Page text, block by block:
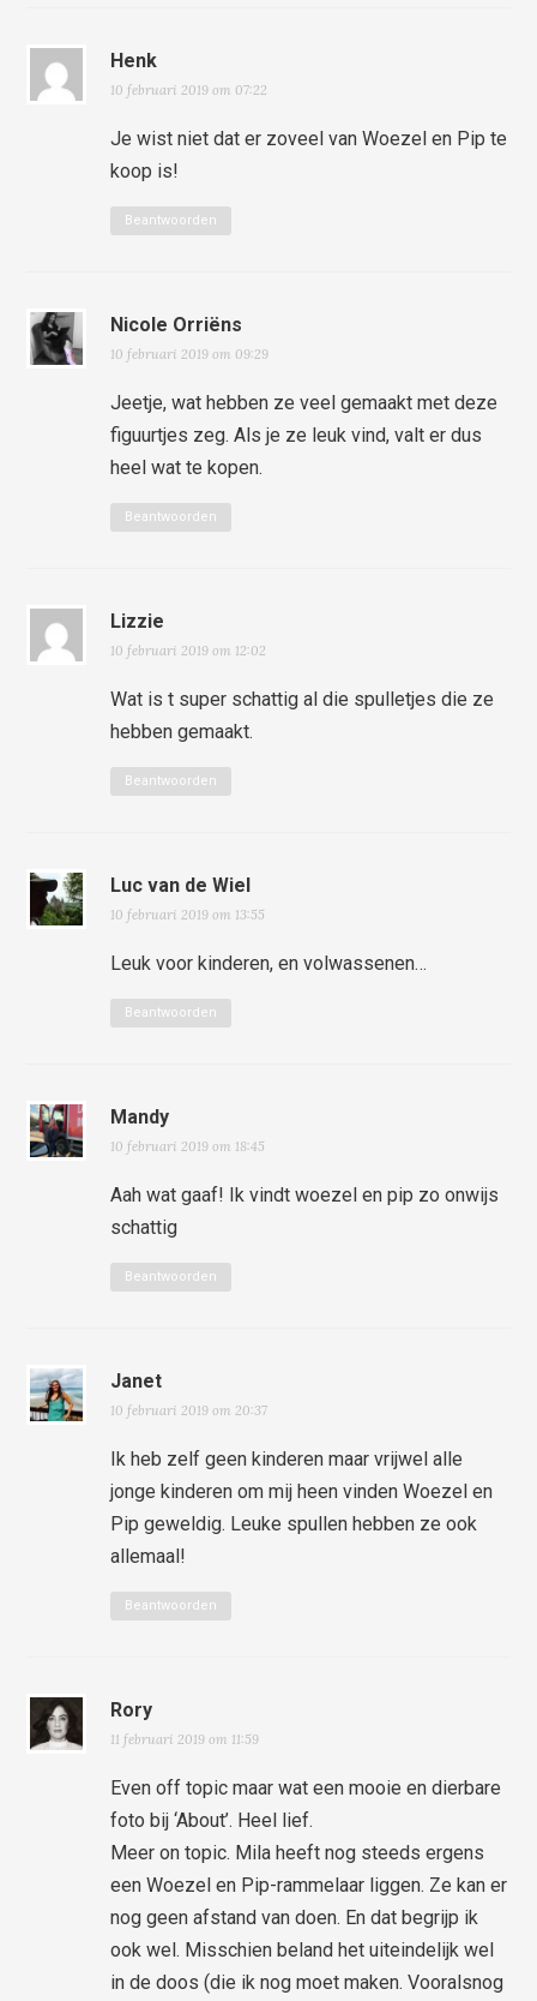
Henk
10 februari 2019 om 07:22
Je wist niet dat er zoveel van Woezel en Pip te
koop is!
Beantwoorden
Nicole Orriëns
10 februari 2019 om 09:29
Jeetje, wat hebben ze veel gemaakt met deze
figuurtjes zeg. Als je ze leuk vind, valt er dus
heel wat te kopen.
Beantwoorden
Lizzie
10 februari 2019 om 12:02
Wat is t super schattig al die spulletjes die ze
hebben gemaakt.
Beantwoorden
Luc van de Wiel
10 februari 2019 om 13:55
Leuk voor kinderen, en volwassenen…
Beantwoorden
Mandy
10 februari 2019 om 18:45
Aah wat gaaf! Ik vindt woezel en pip zo onwijs
schattig
Beantwoorden
Janet
10 februari 2019 om 20:37
Ik heb zelf geen kinderen maar vrijwel alle
jonge kinderen om mij heen vinden Woezel en
Pip geweldig. Leuke spullen hebben ze ook
allemaal!
Beantwoorden
Rory
11 februari 2019 om 11:59
Even off topic maar wat een mooie en dierbare
foto bij ‘About’. Heel lief.
Meer on topic. Mila heeft nog steeds ergens
een Woezel en Pip-rammelaar liggen. Ze kan er
nog geen afstand van doen. En dat begrijp ik
ook wel. Misschien beland het uiteindelijk wel
in de doos (die ik nog moet maken. Vooralsnog